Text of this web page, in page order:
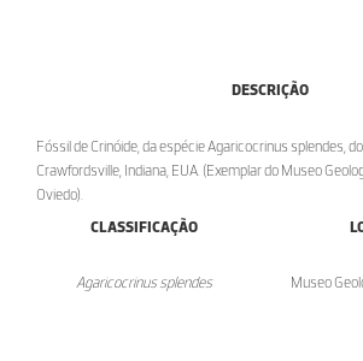
DESCRIÇÃO
Fóssil de Crinóide, da espécie Agaricocrinus splendes,
Crawfordsville, Indiana, EUA. (Exemplar do Museo
Oviedo).
CLASSIFICAÇÃO
Agaricocrinus splendes
Museo